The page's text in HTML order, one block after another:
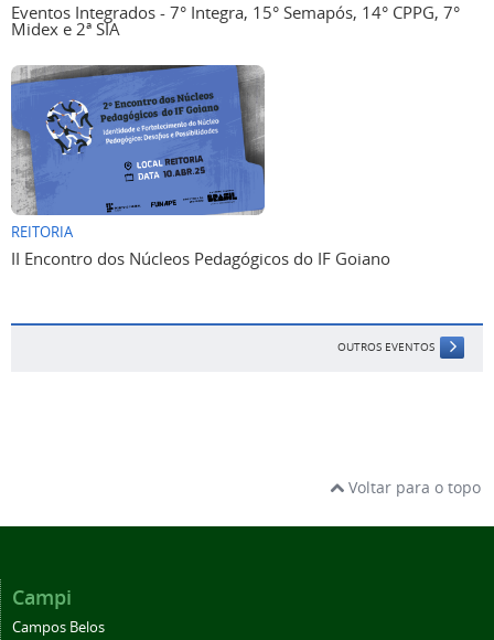
Eventos Integrados - 7° Integra, 15° Semapós, 14° CPPG, 7°
Midex e 2ª SIA
REITORIA
II Encontro dos Núcleos Pedagógicos do IF Goiano
OUTROS EVENTOS
Voltar para o topo
Campi
Campos Belos